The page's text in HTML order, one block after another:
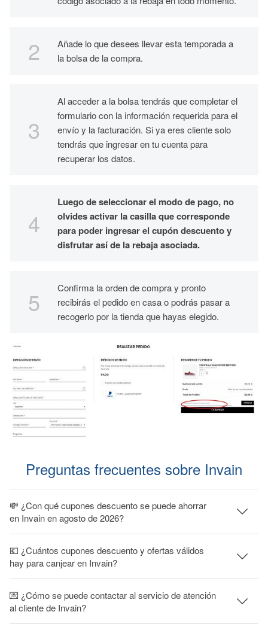
Añade lo que desees llevar esta temporada a
la bolsa de la compra.
Al acceder a la bolsa tendrás que completar el
formulario con la información requerida para el
envío y la facturación. Si ya eres cliente solo
tendrás que ingresar en tu cuenta para
recuperar los datos.
Luego de seleccionar el modo de pago, no
olvides activar la casilla que corresponde
para poder ingresar el cupón descuento y
disfrutar así de la rebaja asociada.
Confirma la orden de compra y pronto
recibirás el pedido en casa o podrás pasar a
recogerlo por la tienda que hayas elegido.
Preguntas frecuentes sobre Invain
💸 ¿Con qué cupones descuento se puede ahorrar
en Invain en agosto de 2026?
💶 ¿Cuántos cupones descuento y ofertas válidos
hay para canjear en Invain?
💌 ¿Cómo se puede contactar al servicio de atención
al cliente de Invain?